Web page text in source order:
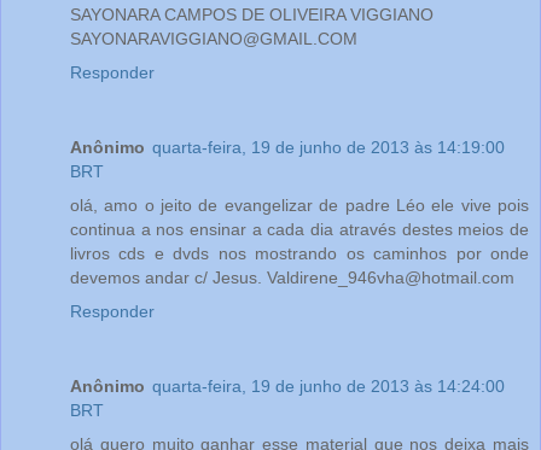
SAYONARA CAMPOS DE OLIVEIRA VIGGIANO
SAYONARAVIGGIANO@GMAIL.COM
Responder
Anônimo quarta-feira, 19 de junho de 2013 às 14:19:00
BRT
olá, amo o jeito de evangelizar de padre Léo ele vive pois
continua a nos ensinar a cada dia através destes meios de
livros cds e dvds nos mostrando os caminhos por onde
devemos andar c/ Jesus. Valdirene_946vha@hotmail.com
Responder
Anônimo quarta-feira, 19 de junho de 2013 às 14:24:00
BRT
olá quero muito ganhar esse material que nos deixa mais